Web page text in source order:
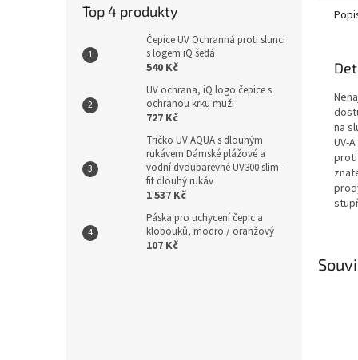
Top 4 produkty
Čepice UV Ochranná proti slunci
s logem iQ šedá
540 Kč
UV ochrana, iQ logo čepice s
ochranou krku muži
727 Kč
Tričko UV AQUA s dlouhým
rukávem Dámské plážové a
vodní dvoubarevné UV300 slim-
fit dlouhý rukáv
1 537 Kč
Páska pro uchycení čepic a
klobouků, modro / oranžový
107 Kč
na
UV-
proti